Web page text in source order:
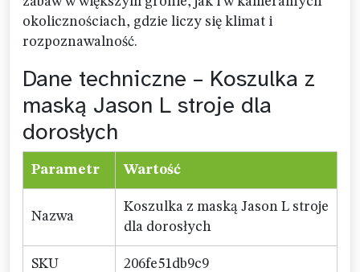
okolicznościach, gdzie liczy się klimat i
rozpoznawalność.
Dane techniczne – Koszulka z
maską Jason L stroje dla
dorosłych
Parametr Wartość
Nazwa
Koszulka z maską Jason L stroje
dla dorosłych
SKU 206fe51db9c9